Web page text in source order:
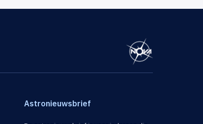
Astronieuwsbrief